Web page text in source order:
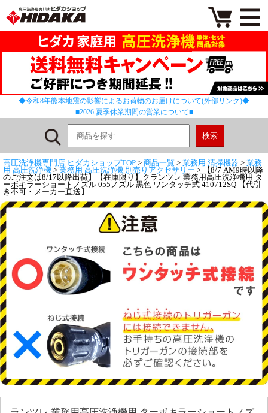
◆令和8年熊本地震の影響によるお荷物のお届けについて(外部リンク)◆
■2026 夏季休業期間の営業について■
高圧洗浄機専門店 ヒダカショップTOP > 商品一覧 > 業務用 清掃機器 > 業務
用 高圧洗浄機 > 業務用 高圧洗浄機 別売りアクセサリー > 【8/7 AM9時以降
のご注文は8/17以降出荷】【在庫限り】クランツレ 業務用高圧洗浄機用 タ
ーボキラーショートノズル 055ノズル 黒色 ワンタッチ式 410712SQ 【代引
き不可・メーカー直送】